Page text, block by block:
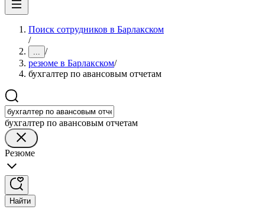
Поиск сотрудников в Барлакском
/
... /
резюме в Барлакском/
бухгалтер по авансовым отчетам
бухгалтер по авансовым отчетам
Резюме
Найти